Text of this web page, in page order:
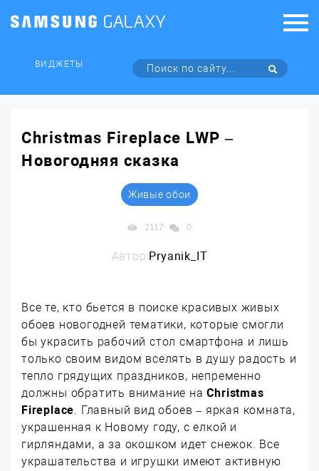
ВИДЖЕТЫ
Christmas Fireplace LWP –
Новогодняя сказка
Живые обои
2117 0
Автор:Pryanik_IT
Все те, кто бьется в поиске красивых живых
обоев новогодней тематики, которые смогли
бы украсить рабочий стол смартфона и лишь
только своим видом вселять в душу радость и
тепло грядущих праздников, непременно
должны обратить внимание наChristmas
Fireplace. Главный вид обоев – яркая комната,
украшенная к Новому году, с елкой и
гирляндами, а за окошком идет снежок. Все
украшательства и игрушки имеют активную